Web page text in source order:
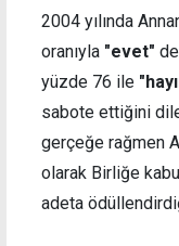
2004 yılında
oranıyla "evet"
yüzde 76 ile
sabote ettiğini
gerçeğe rağmen
olarak Birliğe
adeta